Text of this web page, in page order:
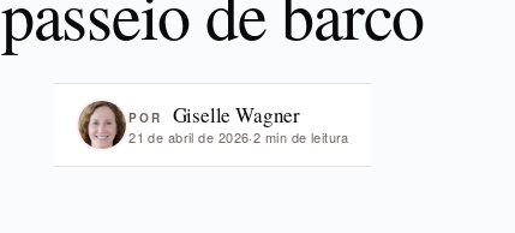
POR Giselle Wagner
21 de abril de 2026·2 min de leitura